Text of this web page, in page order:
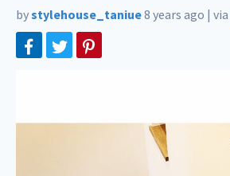
bystylehouse_taniue8 years ago | via